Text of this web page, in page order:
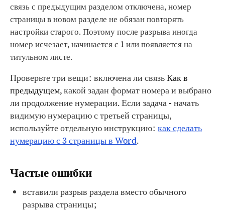
связь с предыдущим разделом отключена, номер
страницы в новом разделе не обязан повторять
настройки старого. Поэтому после разрыва иногда
номер исчезает, начинается с 1 или появляется на
титульном листе.
Проверьте три вещи: включена ли связьКак в
предыдущем, какой задан формат номера и выбрано
ли продолжение нумерации. Если задача - начать
видимую нумерацию с третьей страницы,
используйте отдельную инструкцию: как сделать
нумерацию с 3 страницы в Word.
Частые ошибки
вставили разрыв раздела вместо обычного
разрыва страницы;